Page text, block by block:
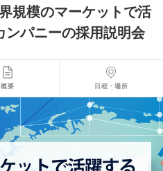
規模のマーケットで活
パニーの採用説明会
概要 日程・場所